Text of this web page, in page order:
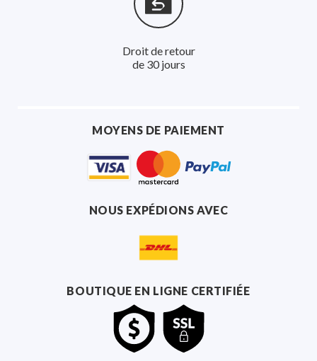
Droit de retour
de 30 jours
MOYENS DE PAIEMENT
NOUS EXPÉDIONS AVEC
BOUTIQUE EN LIGNE CERTIFIÉE